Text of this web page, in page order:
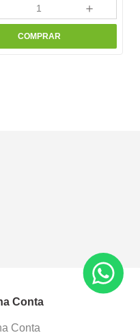
＋
COMPRAR
Conta
Conta